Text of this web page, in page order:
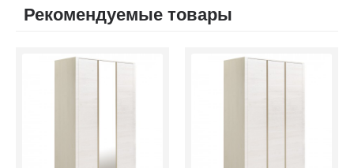
Рекомендуемые товары